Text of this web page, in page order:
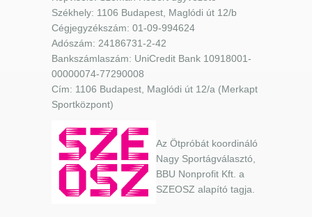
Székhely: 1106 Budapest, Maglódi út 12/b
Cégjegyzékszám: 01-09-994624
Adószám: 24186731-2-42
Bankszámlaszám: UniCredit Bank 10918001-
00000074-77290008
Cím: 1106 Budapest, Maglódi út 12/a (Merkapt
Sportközpont)
Az Ötpróbát koordináló
Nagy Sportágválasztó,
BBU Nonprofit Kft. a
SZEOSZ alapító tagja.